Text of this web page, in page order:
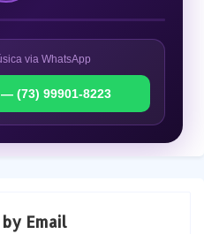
via WhatsApp
(73) 99901-8223
Email